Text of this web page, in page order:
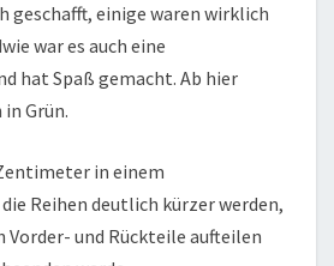
geschafft, einige waren wirklich
war es auch eine
hat Spaß gemacht. Ab hier
Grün.
in einem
Reihen deutlich kürzer werden,
Vorder- und Rückteile aufteilen